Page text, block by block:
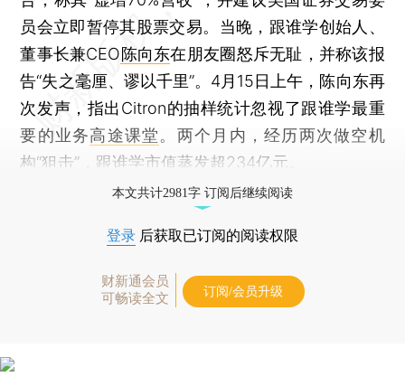
员会立即暂停其股票交易。当晚，跟谁学创始人、
董事长兼CEO陈向东在朋友圈怒斥无耻，并称该报
告“失之毫厘、谬以千里”。4月15日上午，陈向东再
次发声，指出Citron的抽样统计忽视了跟谁学最重
要的业务高途课堂。两个月内，经历两次做空机
构“狙击”，跟谁学市值蒸发超234亿元。
本文共计2981字 订阅后继续阅读
登录 后获取已订阅的阅读权限
财新通会员
可畅读全文
订阅/会员升级